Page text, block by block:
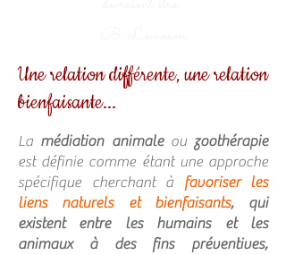
Une relation différente, une relation
bienfaisante...
La médiation animaleou zoothérapie
est définie comme étant une approche
spécifique cherchant à
favoriser les
liens naturels et bienfaisants,
qui
existent entre les humains et les
animaux à des fins préventives,